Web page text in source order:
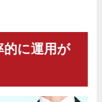
的に運用が